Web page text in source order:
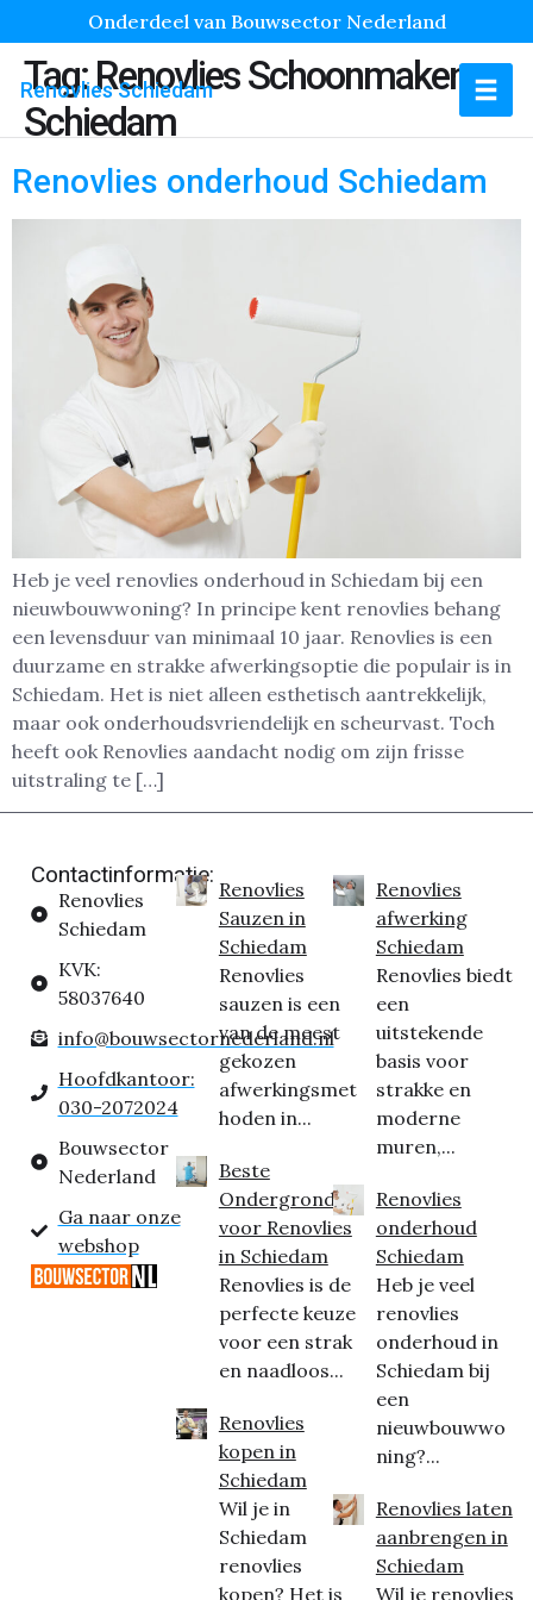
Onderdeel van Bouwsector Nederland
Renovlies Schiedam
Tag:Renovlies Schoonmaken
Schiedam
Renovlies onderhoud Schiedam
Heb je veel renovlies onderhoud in Schiedam bij een
nieuwbouwwoning? In principe kent renovlies behang
een levensduur van minimaal 10 jaar. Renovlies is een
duurzame en strakke afwerkingsoptie die populair is in
Schiedam. Het is niet alleen esthetisch aantrekkelijk,
maar ook onderhoudsvriendelijk en scheurvast. Toch
heeft ook Renovlies aandacht nodig om zijn frisse
uitstraling te […]
Contactinformatie:
Renovlies
Schiedam
KVK:
58037640
info@bouwsectornederland.nl
Hoofdkantoor:
030-2072024
Bouwsector
Nederland
Ga naar onze
webshop
Renovlies
Sauzen in
Schiedam
Renovlies
sauzen is een
van de meest
gekozen
afwerkingsmet
hoden in...
Beste
Ondergrond
voor Renovlies
in Schiedam
Renovlies is de
perfecte keuze
voor een strak
en naadloos...
Renovlies
kopen in
Schiedam
Wil je in
Schiedam
renovlies
kopen? Het is
Renovlies
afwerking
Schiedam
Renovlies biedt
een
uitstekende
basis voor
strakke en
moderne
muren,...
Renovlies
onderhoud
Schiedam
Heb je veel
renovlies
onderhoud in
Schiedam bij
een
nieuwbouwwo
ning?...
Renovlies laten
aanbrengen in
Schiedam
Wil je renovlies